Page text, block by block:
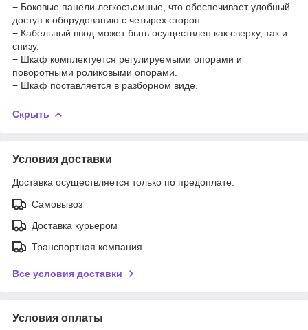
− Боковые панели легкосъемные, что обеспечивает удобный
доступ к оборудованию с четырех сторон.
− Кабельный ввод может быть осуществлен как сверху, так и
снизу.
− Шкаф комплектуется регулируемыми опорами и
поворотными роликовыми опорами.
− Шкаф поставляется в разборном виде.
Скрыть
Условия доставки
Доставка осуществляется только по предоплате.
Самовывоз
Доставка курьером
Транспортная компания
Все условия доставки
Условия оплаты